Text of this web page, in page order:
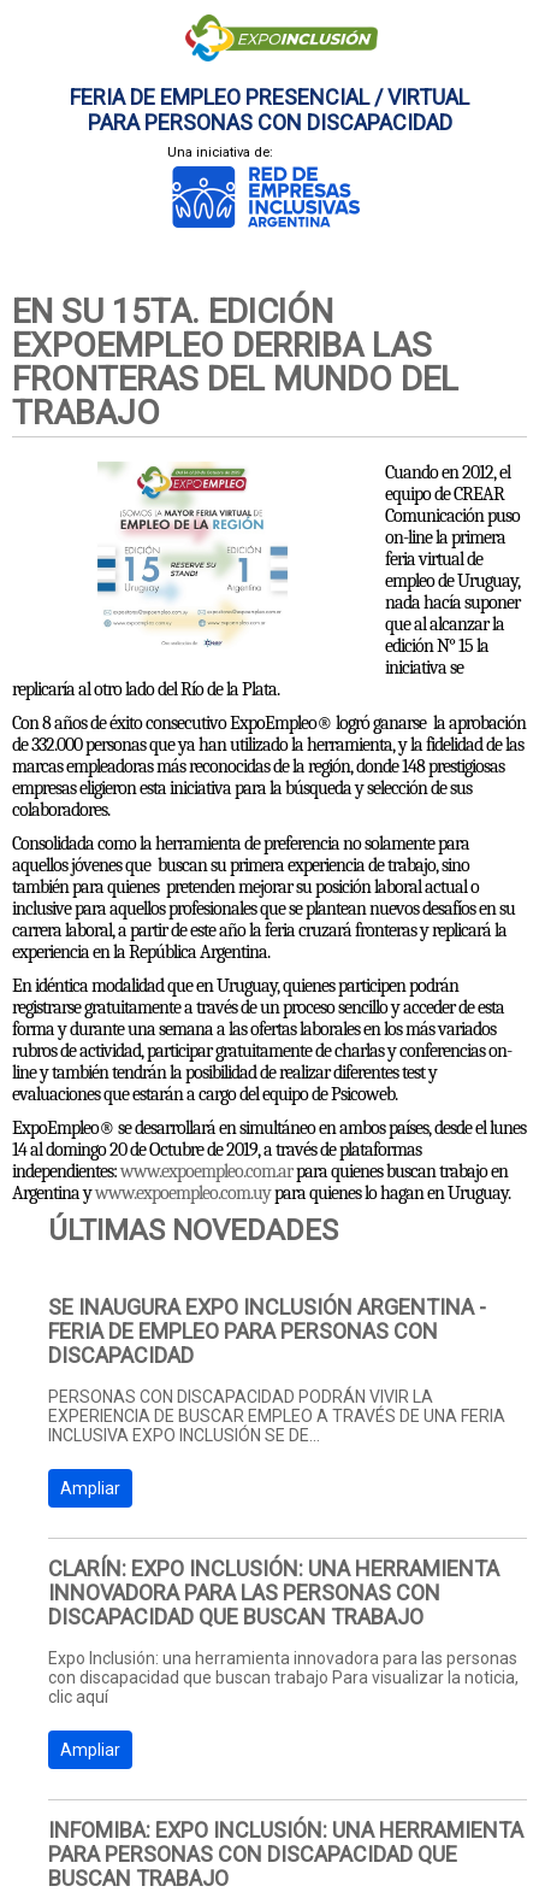
FERIA DE EMPLEO PRESENCIAL / VIRTUAL
PARA PERSONAS CON DISCAPACIDAD
Una iniciativa de:
EN SU 15TA. EDICIÓN
EXPOEMPLEO DERRIBA LAS
FRONTERAS DEL MUNDO DEL
TRABAJO
Cuando en 2012, el
equipo de CREAR
Comunicación puso
on-line la primera
feria virtual de
empleo de Uruguay,
nada hacía suponer
que al alcanzar la
edición N° 15 la
iniciativa se
replicaría al otro lado del Río de la Plata.
Con 8 años de éxito consecutivo ExpoEmpleo® logró ganarse la aprobación
de 332.000 personas que ya han utilizado la herramienta, y la fidelidad de las
marcas empleadoras más reconocidas de la región, donde 148 prestigiosas
empresas eligieron esta iniciativa para la búsqueda y selección de sus
colaboradores.
Consolidada como la herramienta de preferencia no solamente para
aquellos jóvenes que buscan su primera experiencia de trabajo, sino
también para quienes pretenden mejorar su posición laboral actual o
inclusive para aquellos profesionales que se plantean nuevos desafíos en su
carrera laboral, a partir de este año la feria cruzará fronteras y replicará la
experiencia en la República Argentina.
En idéntica modalidad que en Uruguay, quienes participen podrán
registrarse gratuitamente a través de un proceso sencillo y acceder de esta
forma y durante una semana a las ofertas laborales en los más variados
rubros de actividad, participar gratuitamente de charlas y conferencias on-
line y también tendrán la posibilidad de realizar diferentes test y
evaluaciones que estarán a cargo del equipo de Psicoweb.
ExpoEmpleo® se desarrollará en simultáneo en ambos países, desde el lunes
14 al domingo 20 de Octubre de 2019, a través de plataformas
independientes:www.expoempleo.com.arpara quienes buscan trabajo en
Argentina ywww.expoempleo.com.uypara quienes lo hagan en Uruguay.
ÚLTIMAS NOVEDADES
SE INAUGURA EXPO INCLUSIÓN ARGENTINA -
FERIA DE EMPLEO PARA PERSONAS CON
DISCAPACIDAD
PERSONAS CON DISCAPACIDAD PODRÁN VIVIR LA
EXPERIENCIA DE BUSCAR EMPLEO A TRAVÉS DE UNA FERIA
INCLUSIVA EXPO INCLUSIÓN SE DE...
Ampliar
CLARÍN: EXPO INCLUSIÓN: UNA HERRAMIENTA
INNOVADORA PARA LAS PERSONAS CON
DISCAPACIDAD QUE BUSCAN TRABAJO
Expo Inclusión: una herramienta innovadora para las personas
con discapacidad que buscan trabajo Para visualizar la noticia,
clic aquí
Ampliar
INFOMIBA: EXPO INCLUSIÓN: UNA HERRAMIENTA
PARA PERSONAS CON DISCAPACIDAD QUE
BUSCAN TRABAJO